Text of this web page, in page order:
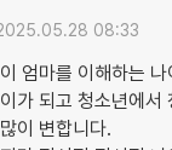
08:33
엄마를 이해하는
가 되고 청소년에서
이 변합니다.